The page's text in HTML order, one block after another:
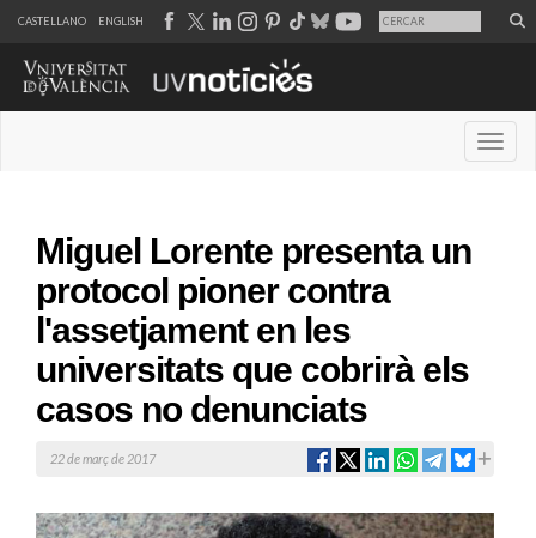
CASTELLANO ENGLISH
Miguel Lorente presenta un
protocol pioner contra
l'assetjament en les
universitats que cobrirà els
casos no denunciats
22 de març de 2017